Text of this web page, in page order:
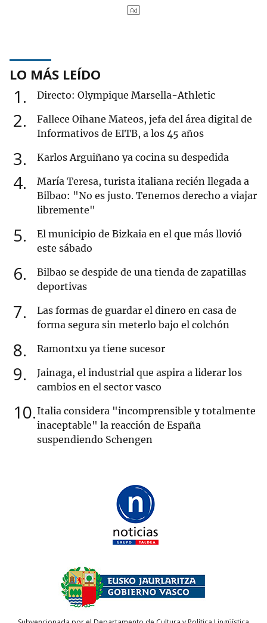
LO MÁS LEÍDO
1 Directo: Olympique Marsella-Athletic
2
Fallece Oihane Mateos, jefa del área digital de
Informativos de EITB, a los 45 años
3 Karlos Arguiñano ya cocina su despedida
4
María Teresa, turista italiana recién llegada a
Bilbao: "No es justo. Tenemos derecho a viajar
libremente"
5
El municipio de Bizkaia en el que más llovió
este sábado
6
Bilbao se despide de una tienda de zapatillas
deportivas
7
Las formas de guardar el dinero en casa de
forma segura sin meterlo bajo el colchón
8 Ramontxu ya tiene sucesor
9
Jainaga, el industrial que aspira a liderar los
cambios en el sector vasco
10 Italia considera "incomprensible y totalmente
inaceptable" la reacción de España
suspendiendo Schengen